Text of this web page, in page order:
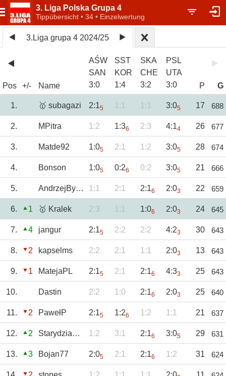
3. Liga Polska Grupa 4
Tippübersicht • 34 • Einzelwertung
3.Liga grupa 4 2024/25
Pos +/- Name
AŚW
SAN
3:0
SST
KOR
1:4
SKA
CHE
3:2
PSL
UTA
3:0 P G
1. 🥇 subagazi 2:15 1:1 1:1 3:05 17 688
2. MPitra 1:2 1:36 2:3 4:14 26 677
3. Matde92 1:05 2:1 1:2 3:05 28 674
4. Bonson 1:05 0:26 0:2 3:05 21 666
5. AndrzejBystrzyc 1:1 2:1 2:16 2:03 22 659
6. 1 🥇 Kralek 2:3 1:1 1:06 2:03 24 645
7. 4 jangur 2:15 2:2 2:2 4:23 30 643
8. 2 kapselms 2:2 2:1 1:1 2:03 13 643
9. 1 MatejaPL 2:15 2:1 2:16 4:33 25 643
10. Dastin 2:2 1:0 2:16 2:03 25 640
11. 2 PawełP 2:15 1:26 1:2 1:1 21 637
12. 2 Starydziad58 1:2 3:1 2:16 3:05 29 631
13. 3 Bojan77 2:05 2:1 2:16 1:2 31 624